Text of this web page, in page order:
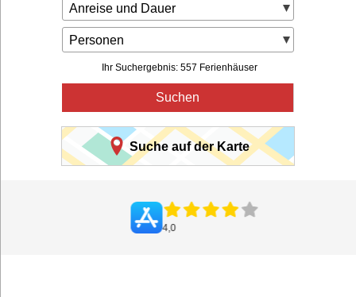
Anreise und Dauer
Personen
Ihr Suchergebnis: 557 Ferienhäuser
Suchen
Suche auf der Karte